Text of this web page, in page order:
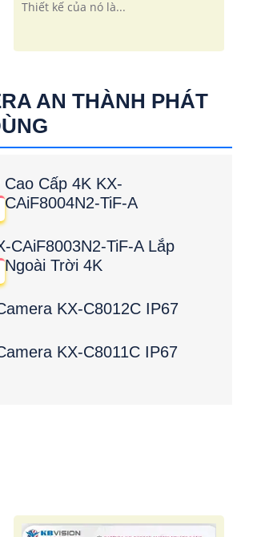
Thiết kế của nó là...
AN THÀNH PHÁT
Cấp 4K KX-
CAiF8004N2-TiF-A
CAiF8003N2-TiF-A Lắp
Ngoài Trời 4K
KX-C8012C IP67
KX-C8011C IP67